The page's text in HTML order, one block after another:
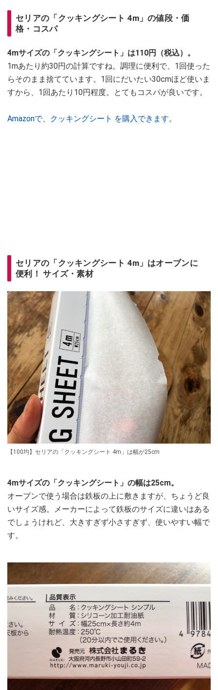
セリアの「クッキングシート 4m」の値段・価
格・コスパ
4mサイズの「クッキングシート」は110円（税込）。
1mあたり約30円の計算ですね。調理に便利で、1回使った
らそのまま捨てています。1回にだいたい30cmほど使いま
すから、1回あたり10円程度。とてもコスパが良いです。
Amazonで、クッキングシート を購入できます。
セリアの「クッキングシート 4m」はオーブンに
便利！ サイズ・素材
【100均】セリアの「クッキングシート 4m」は幅が25cm
4mサイズの「クッキングシート」の幅は25cm。
オーブンで使う場合は鉄板の上に敷きますが、ちょうど良
いサイズ感。メーカーによって鉄板のサイズに違いはある
でしょうけれど、大きすぎず小さすぎず、使いやすい幅で
す。